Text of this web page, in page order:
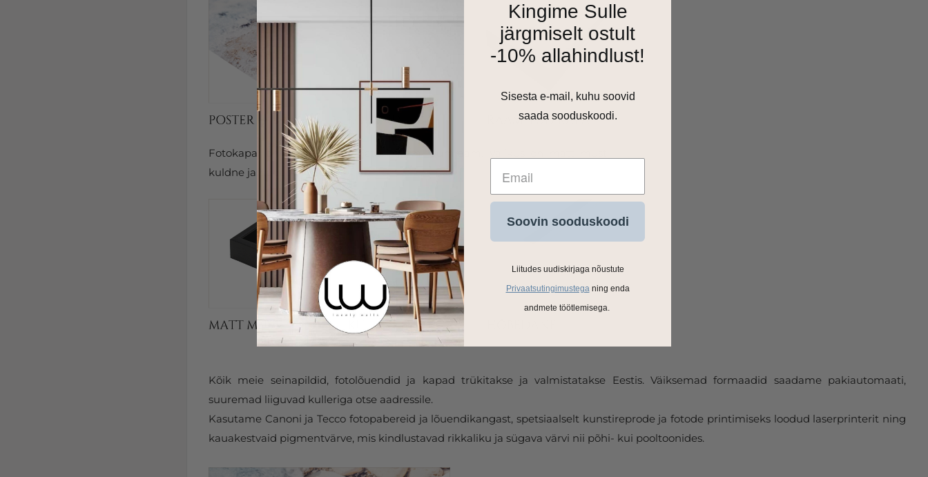
Fotokapal on kitsas 1cm harjatud alumiiniumraam. Valikus on matt must,
kuldne ja hõbedane toon.
Kõik meie seinapildid, fotolõuendid ja kapad trükitakse ja valmistatakse Eestis. Väiksemad formaadid saadame pakiautomaati,
suuremad liiguvad kulleriga otse aadressile.
Kasutame Canoni ja Tecco fotopabereid ja lõuendikangast, spetsiaalselt kunstireprode ja fotode printimiseks loodud laserprinterit ning
kauakestvaid pigmentvärve, mis kindlustavad rikkaliku ja sügava värvi nii põhi- kui pooltoonides.
Kingime Sulle
järgmiselt ostult
-10% allahindlust!
Sisesta e-mail, kuhu soovid
saada sooduskoodi.
Soovin sooduskoodi
Liitudes uudiskirjaga nõustute
Privaatsutingimustega ning enda
andmete töötlemisega.